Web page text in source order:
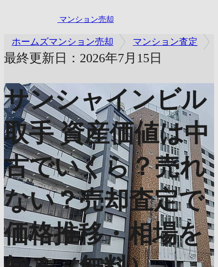
マンション売却
ホームズマンション売却 マンション査定
最終更新日：2026年7月15日
サンシャインビル
取手 資産価値は中
古でいくら？売れ
ない？売却査定で
価格推移・相場を